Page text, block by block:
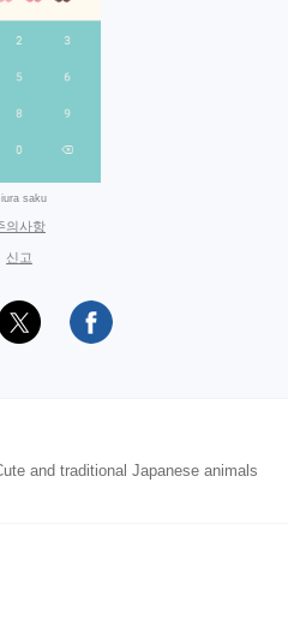
saku
의사항
신고
and traditional Japanese animals